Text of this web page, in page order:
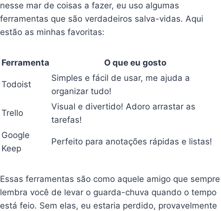
nesse mar de coisas a fazer, eu uso algumas
ferramentas que são verdadeiros salva-vidas. Aqui
estão as minhas favoritas:
Ferramenta O que eu gosto
Todoist
Simples e fácil de usar, me ajuda a
organizar tudo!
Trello
Visual e divertido! Adoro arrastar as
tarefas!
Google
Keep
Perfeito para anotações rápidas e listas!
Essas ferramentas são como aquele amigo que sempre
lembra você de levar o guarda-chuva quando o tempo
está feio. Sem elas, eu estaria perdido, provavelmente